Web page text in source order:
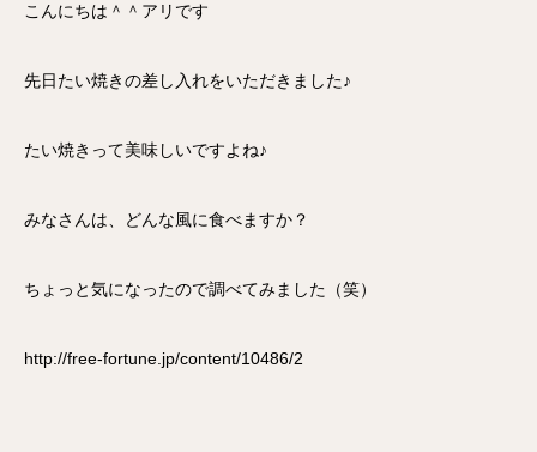
こんにちは＾＾アリです
先日たい焼きの差し入れをいただきました♪
たい焼きって美味しいですよね♪
みなさんは、どんな風に食べますか？
ちょっと気になったので調べてみました（笑）
http://free-fortune.jp/content/10486/2